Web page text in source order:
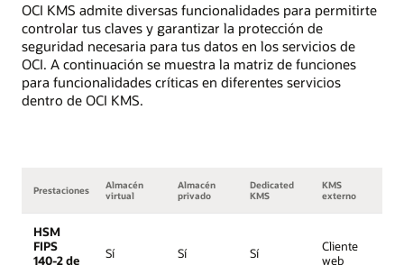
OCI KMS admite diversas funcionalidades para permitirte
controlar tus claves y garantizar la protección de
seguridad necesaria para tus datos en los servicios de
OCI. A continuación se muestra la matriz de funciones
para funcionalidades críticas en diferentes servicios
dentro de OCI KMS.
Prestaciones
Almacén
virtual
Almacén
privado
Dedicated
KMS
KMS
externo
HSM
FIPS
140-2 de
Sí Sí Sí
Cliente
web